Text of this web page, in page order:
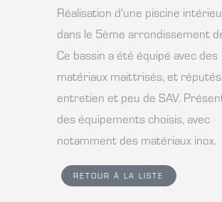
Réalisation d'une piscine
dans le 5ème arrondissement
Ce bassin a été équipé avec des
matériaux maittrisés, et
entretien et peu de SAV.
des équipements choisis, avec
notamment des matériaux inox.
RETOUR À LA LISTE